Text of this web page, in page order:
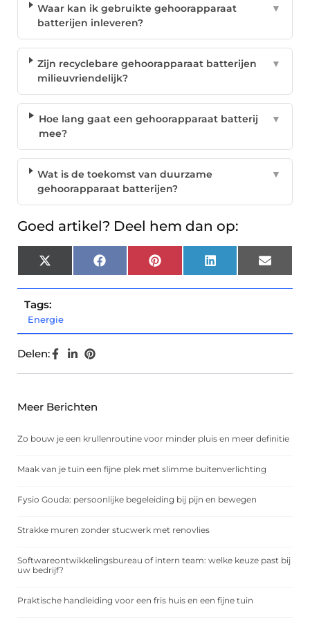
Waar kan ik gebruikte gehoorapparaat
batterijen inleveren?
▼
Zijn recyclebare gehoorapparaat batterijen
milieuvriendelijk?
▼
Hoe lang gaat een gehoorapparaat batterij
mee?
▼
Wat is de toekomst van duurzame
gehoorapparaat batterijen?
▼
Goed artikel? Deel hem dan op:
X
(Twitter)
Facebook Pinterest LinkedIn Email
Tags:
Energie
Delen:
Meer Berichten
Zo bouw je een krullenroutine voor minder pluis en meer definitie
Maak van je tuin een fijne plek met slimme buitenverlichting
Fysio Gouda: persoonlijke begeleiding bij pijn en bewegen
Strakke muren zonder stucwerk met renovlies
Softwareontwikkelingsbureau of intern team: welke keuze past bij
uw bedrijf?
Praktische handleiding voor een fris huis en een fijne tuin